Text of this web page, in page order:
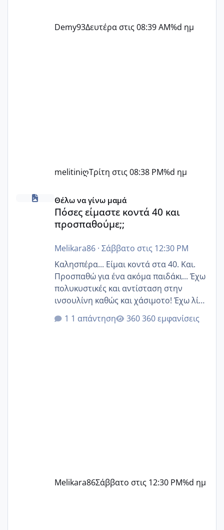
Demy93Δευτέρα στις 08:39 AM%d ημ
melitiniღΤρίτη στις 08:38 PM%d ημ
Πόσες είμαστε κοντά 40 και προσπαθούμε;;
Θέλω να γίνω μαμά
Πόσες είμαστε κοντά 40 και
προσπαθούμε;;
Melikara86· Σάββατο στις 12:30 PM
Καλησπέρα... Είμαι κοντά στα 40. Και.
Προσπαθώ για ένα ακόμα παιδάκι... Έχω
πολυκυστικές και αντίσταση στην
ινσουλίνη καθώς και χάσιμοτο! Έχω λίγα
κιλά παραπάνω και όσο κ αν προσπαθώ
δεν χάνω εύκολα! Προσπαθώ για ακόμη
1 απάντηση 360 εμφανίσεις
Melikara86Σάββατο στις 12:30 PM%d ημ